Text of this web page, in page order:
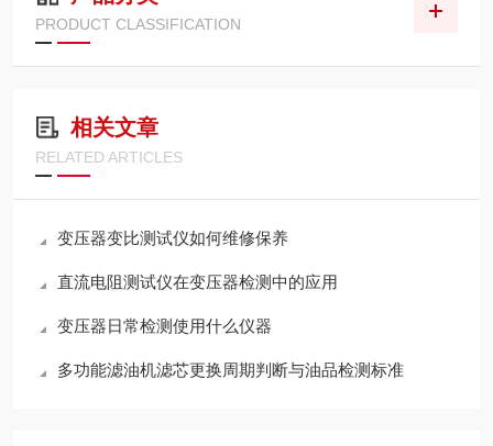
PRODUCT CLASSIFICATION
相关文章
RELATED ARTICLES
变压器变比测试仪如何维修保养
直流电阻测试仪在变压器检测中的应用
变压器日常检测使用什么仪器
多功能滤油机滤芯更换周期判断与油品检测标准